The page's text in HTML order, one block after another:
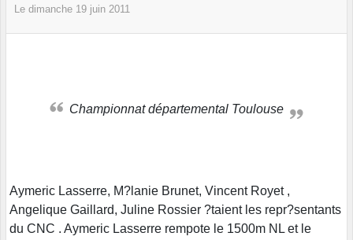
Le dimanche 19 juin 2011
Championnat départemental Toulouse
Aymeric Lasserre, M?lanie Brunet, Vincent Royet ,
Angelique Gaillard, Juline Rossier ?taient les repr?sentants
du CNC . Aymeric Lasserre rempote le 1500m NL et le